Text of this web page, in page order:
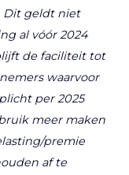
Dit geldt niet
al vóór 2024
de faciliteit tot
waarvoor
per 2025
meer maken
premie
af te